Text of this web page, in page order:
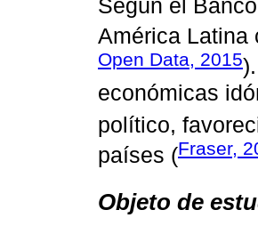
Según el
América Latina
Open Data, 2015
económicas
político,
países (Fraser,
Objeto de